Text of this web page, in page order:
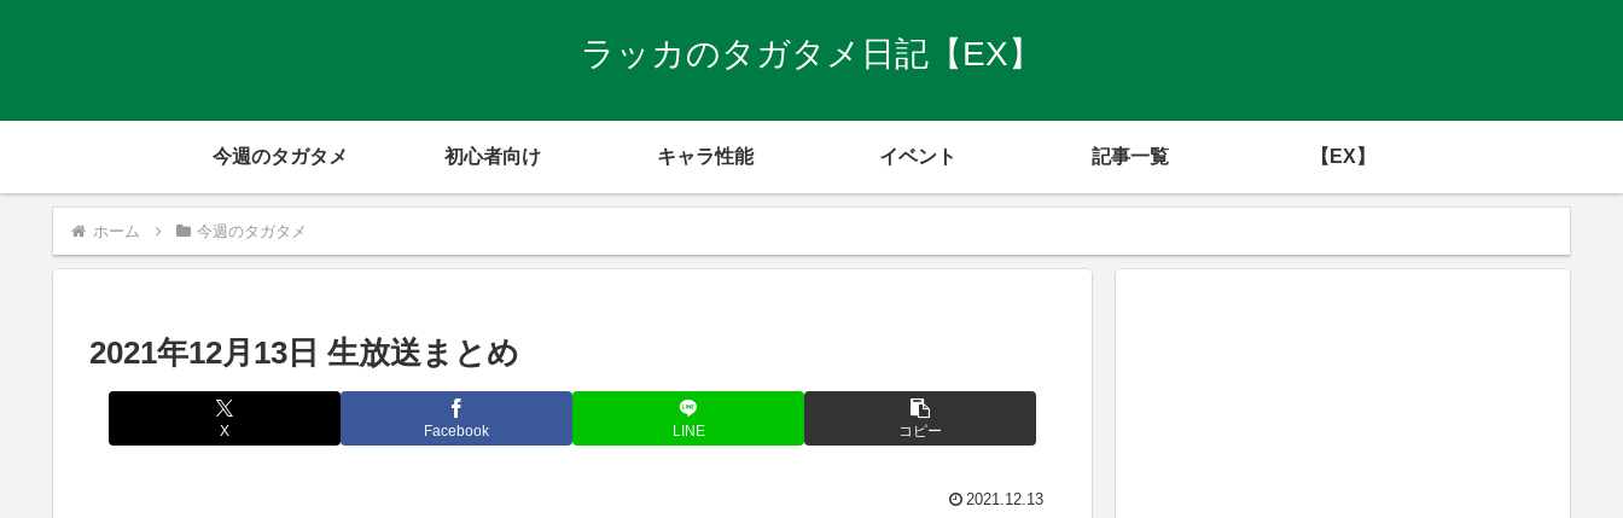
ラッカのタガタメ日記【EX】
今週のタガタメ 初心者向け キャラ性能 イベント 記事一覧 【EX】
ホーム 今週のタガタメ
2021年12月13日 生放送まとめ
X Facebook LINE コピー
2021.12.13